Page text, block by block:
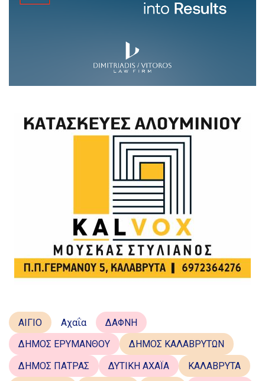
ΑΙΓΙΟ Αχαΐα
ΔΑΦΝΗ
ΔΗΜΟΣ ΕΡΥΜΑΝΘΟΥ
ΔΗΜΟΣ ΚΑΛΑΒΡΥΤΩΝ
ΔΗΜΟΣ ΠΑΤΡΑΣ
ΔΥΤΙΚΗ ΑΧΑΪΑ
ΚΑΛΑΒΡΥΤΑ